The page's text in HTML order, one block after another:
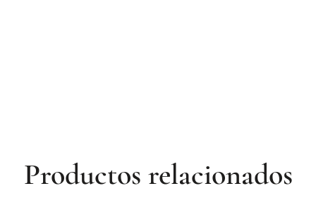
Productos relacionados